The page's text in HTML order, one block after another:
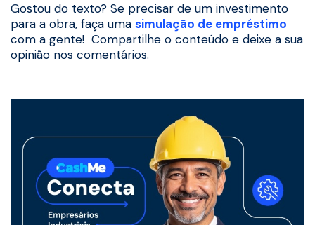
Gostou do texto? Se precisar de um investimento
para a obra, faça uma simulação de empréstimo
com a gente! Compartilhe o conteúdo e deixe a sua
opinião nos comentários.